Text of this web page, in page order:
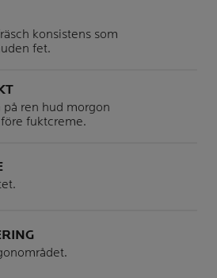
konsistens som
fet.
ren hud morgon
fuktcreme.